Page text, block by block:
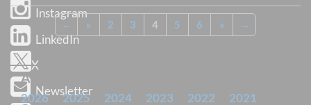
← « 2 3 4 5 6 » →
ARCHIVIO
2026 2025 2024 2023 2022
2021
Instagram
LinkedIn
X
Newsletter